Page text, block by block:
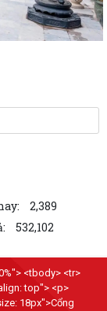
dân tộc
tượng nhận làm
KỶ NIỆM 79 NĂM
THĂM, TẶNG QUÀ
2,389
532,102
<tbody> <tr>
top"> <p>
18px">Cổng